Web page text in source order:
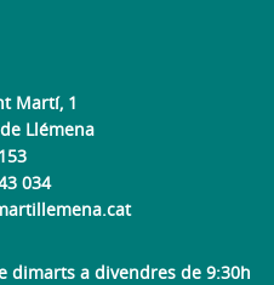
Martí, 1
Llémena
034
dimarts a divendres de 9:30h